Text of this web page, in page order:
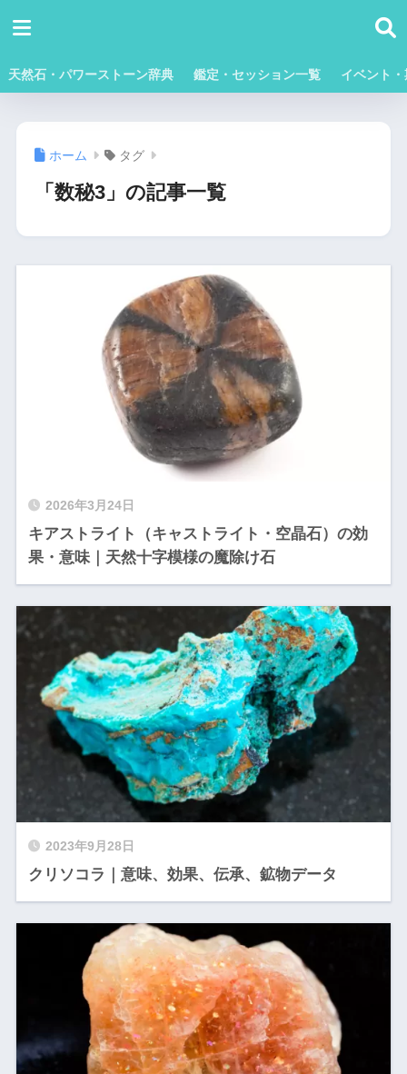
天然石・パワーストーン辞典 鑑定・セッション一覧 イベント
ホーム タグ
「数秘3」の記事一覧
2026年3月24日
キアストライト（キャストライト・空晶石）の効
果・意味｜天然十字模様の魔除け石
2023年9月28日
クリソコラ｜意味、効果、伝承、鉱物データ